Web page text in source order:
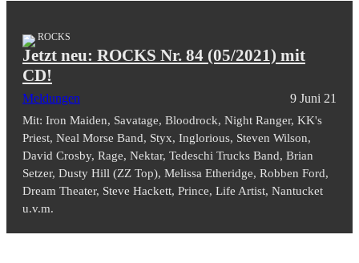
ROCKS
Jetzt neu: ROCKS Nr. 84 (05/2021) mit
CD!
Meldungen 9 Juni 21
Mit: Iron Maiden, Savatage, Bloodrock, Night Ranger, KK's
Priest, Neal Morse Band, Styx, Inglorious, Steven Wilson,
David Crosby, Rage, Nektar, Tedeschi Trucks Band, Brian
Setzer, Dusty Hill (ZZ Top), Melissa Etheridge, Robben Ford,
Dream Theater, Steve Hackett, Prince, Life Artist, Nantucket
u.v.m.